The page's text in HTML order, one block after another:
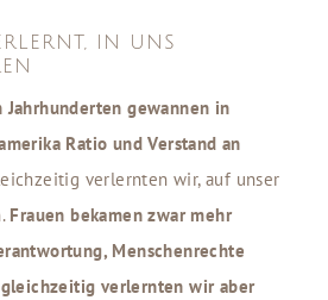
IN UNS
Jahrhunderten gewannen in
Ratio und Verstand an
verlernten wir, auf unser
Frauen bekamen zwar mehr
Menschenrechte
verlernten wir aber